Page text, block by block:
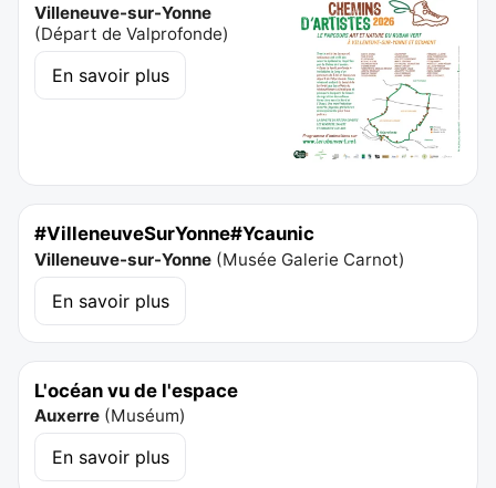
Villeneuve-sur-Yonne
(Départ de Valprofonde)
En savoir plus
#VilleneuveSurYonne#Ycaunic
Villeneuve-sur-Yonne (Musée Galerie Carnot)
En savoir plus
L'océan vu de l'espace
Auxerre (Muséum)
En savoir plus